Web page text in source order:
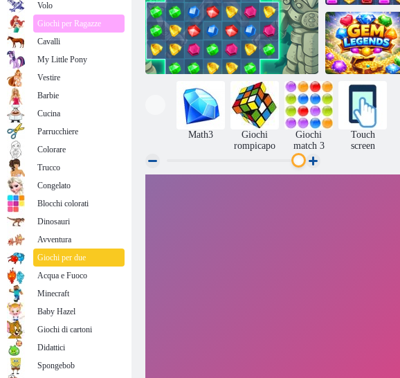
Gioielli blitz 4
Leggende delle
gemme
Math3
Giochi
rompicapo
Giochi
match 3
Touch
screen
Volo
Giochi per Ragazze
Cavalli
My Little Pony
Vestire
Barbie
Cucina
Parrucchiere
Colorare
Trucco
Congelato
Blocchi colorati
Dinosauri
Avventura
Giochi per due
Acqua e Fuoco
Minecraft
Baby Hazel
Giochi di cartoni
Didattici
Spongebob